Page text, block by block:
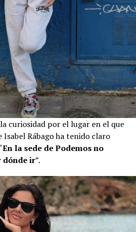
curiosidad por el lugar en el que
Isabel Rábago ha tenido claro
En la sede de Podemos no
dónde ir”.